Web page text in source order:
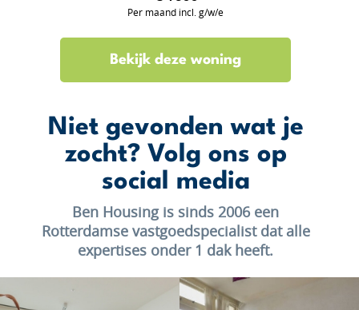
Per maand incl. g/w/e
Bekijk deze woning
Niet gevonden wat je
zocht? Volg ons op
social media
Ben Housing is sinds 2006 een
Rotterdamse vastgoedspecialist dat alle
expertises onder 1 dak heeft.